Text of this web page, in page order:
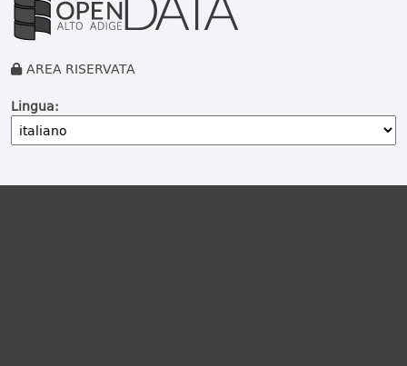
AREA RISERVATA
Lingua